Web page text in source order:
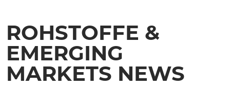
ROHSTOFFE &
EMERGING
MARKETS NEWS